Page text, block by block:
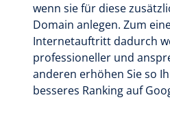
wenn sie für diese
Domain anlegen. Zum
Internetauftritt dadurch
professioneller und
anderen erhöhen Sie so
besseres Ranking auf